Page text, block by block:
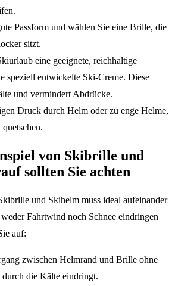
Passform und wählen Sie eine Brille, die
sitzt.
eine geeignete, reichhaltige
speziell entwickelte Ski-Creme. Diese
und vermindert Abdrücke.
Druck durch Helm oder zu enge Helme,
von Skibrille und
sollten Sie achten
und Skihelm muss ideal aufeinander
Fahrtwind noch Schnee eindringen
auf:
zwischen Helmrand und Brille ohne
durch die Kälte eindringt.